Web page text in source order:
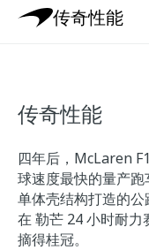
传奇性能
传奇性能
四年后，McLaren
球速度最快的量产
单体壳结构打造的
在 勒芒 24 小时耐
摘得桂冠。